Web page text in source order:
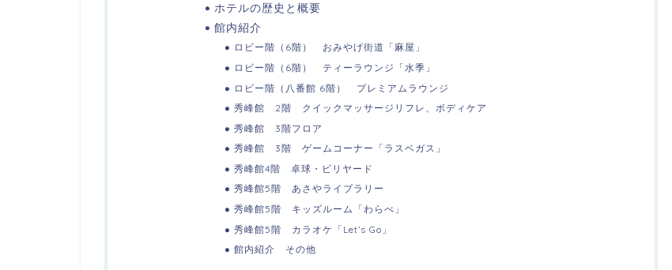
ホテルの歴史と概要
館内紹介
ロビー階（6階） おみやげ街道「麻屋」
ロビー階（6階） ティーラウンジ「水季」
ロビー階（八番館 6階） プレミアムラウンジ
秀峰館 2階 クイックマッサージリフレ、ボディケア
秀峰館 3階フロア
秀峰館 3階 ゲームコーナー「ラスベガス」
秀峰館4階 卓球・ビリヤード
秀峰館5階 あさやライブラリー
秀峰館5階 キッズルーム「わらべ」
秀峰館5階 カラオケ「Let’s Go」
館内紹介 その他